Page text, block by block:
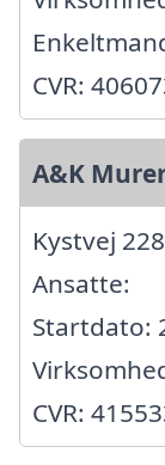
CVR:
A&K
Kystvej
Ansatte:
Startdato:
CVR: